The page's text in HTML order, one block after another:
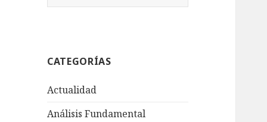
u
r
CATEGORÍAS
Actualidad
Análisis Fundamental